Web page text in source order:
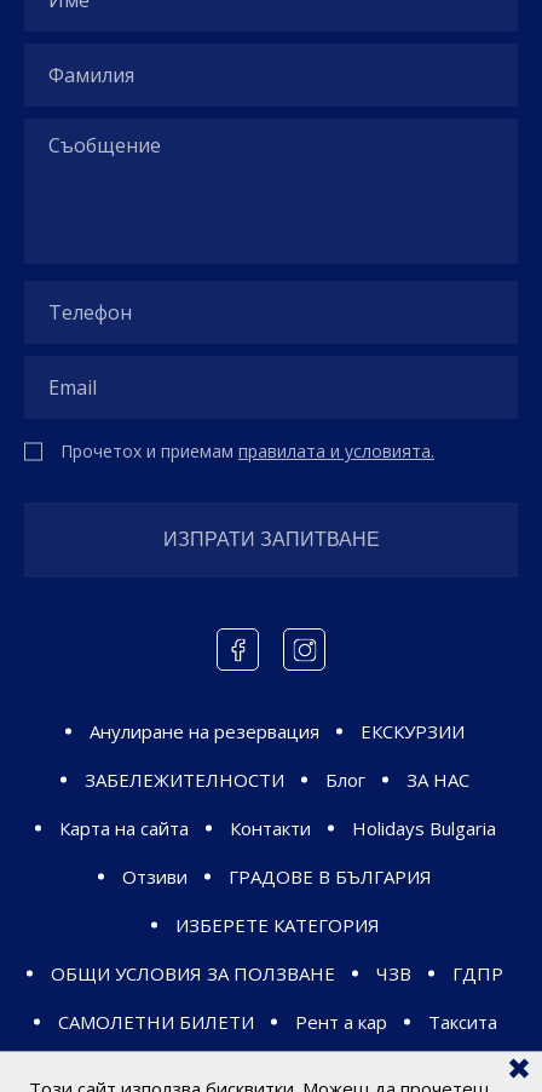
Прочетох и приемам правилата и условията.
Анулиране на резервация
ЕКСКУРЗИИ
ЗАБЕЛЕЖИТЕЛНОСТИ
Блог
ЗА НАС
Карта на сайта
Контакти
Holidays Bulgaria
Отзиви
ГРАДОВЕ В БЪЛГАРИЯ
ИЗБЕРЕТЕ КАТЕГОРИЯ
ОБЩИ УСЛОВИЯ ЗА ПОЛЗВАНЕ
ЧЗВ
ГДПР
САМОЛЕТНИ БИЛЕТИ
Рент а кар
Таксита